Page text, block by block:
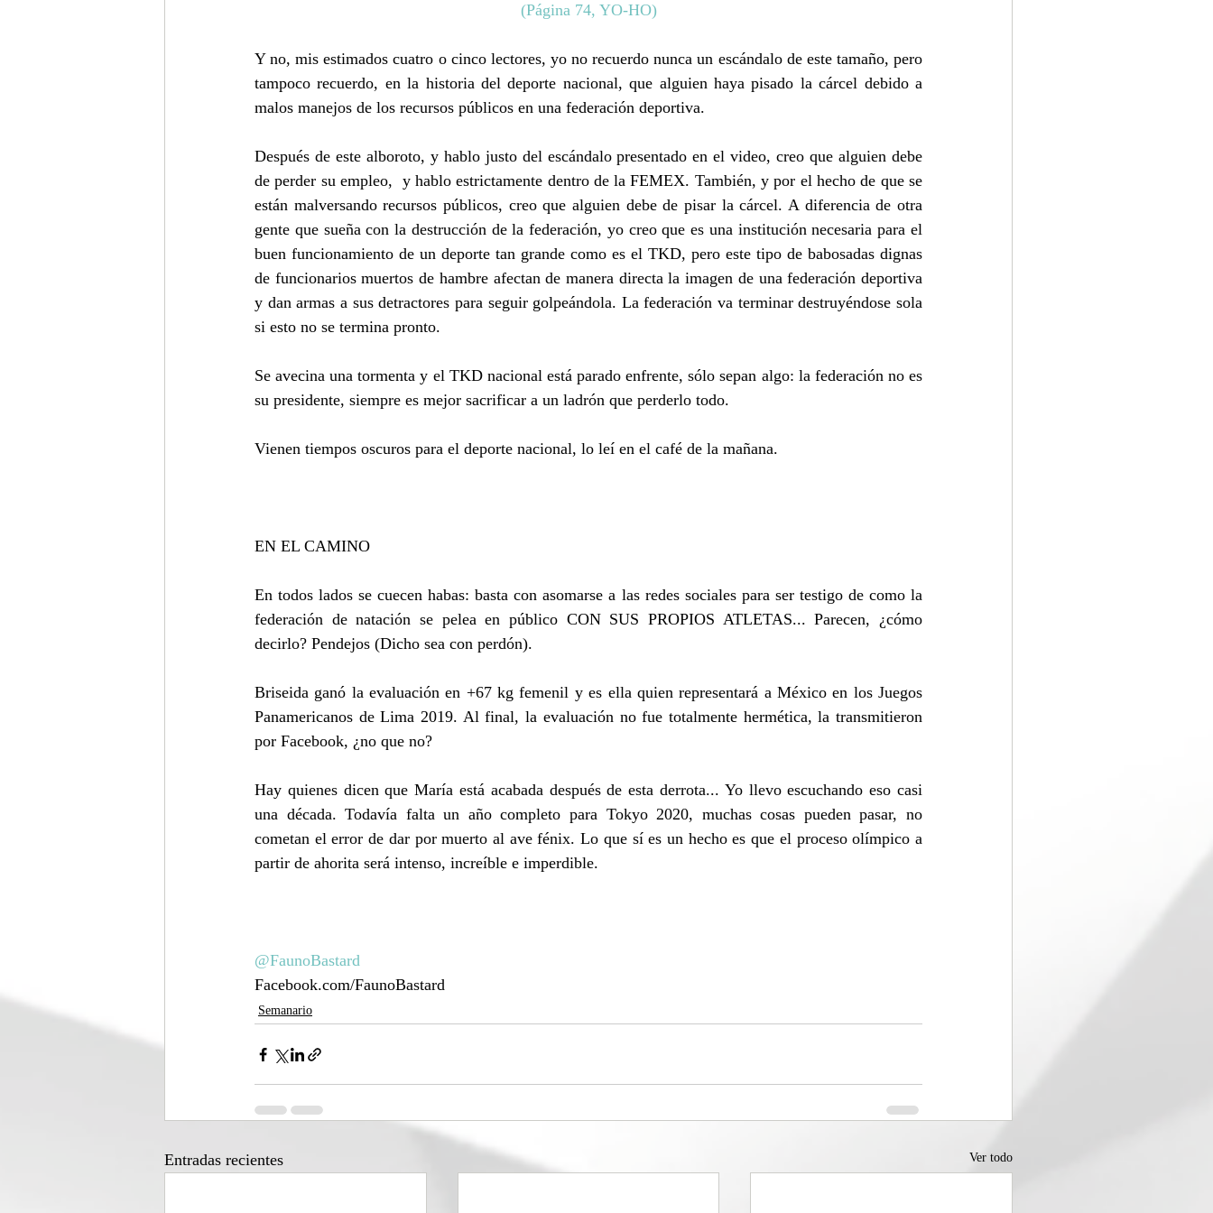
(Página 74, YO-HO)
Y no, mis estimados cuatro o cinco lectores, yo no recuerdo nunca un escándalo de este tamaño, pero
tampoco recuerdo, en la historia del deporte nacional, que alguien haya pisado la cárcel debido a
malos manejos de los recursos públicos en una federación deportiva.
Después de este alboroto, y hablo justo del escándalo presentado en el video, creo que alguien debe
de perder su empleo,  y hablo estrictamente dentro de la FEMEX. También, y por el hecho de que se
están malversando recursos públicos, creo que alguien debe de pisar la cárcel. A diferencia de otra
gente que sueña con la destrucción de la federación, yo creo que es una institución necesaria para el
buen funcionamiento de un deporte tan grande como es el TKD, pero este tipo de babosadas dignas
de funcionarios muertos de hambre afectan de manera directa la imagen de una federación deportiva
y dan armas a sus detractores para seguir golpeándola. La federación va terminar destruyéndose sola
si esto no se termina pronto.
Se avecina una tormenta y el TKD nacional está parado enfrente, sólo sepan algo: la federación no es
su presidente, siempre es mejor sacrificar a un ladrón que perderlo todo.
Vienen tiempos oscuros para el deporte nacional, lo leí en el café de la mañana.
EN EL CAMINO
En todos lados se cuecen habas: basta con asomarse a las redes sociales para ser testigo de como la
federación de natación se pelea en público CON SUS PROPIOS ATLETAS... Parecen, ¿cómo
decirlo? Pendejos (Dicho sea con perdón).
Briseida ganó la evaluación en +67 kg femenil y es ella quien representará a México en los Juegos
Panamericanos de Lima 2019. Al final, la evaluación no fue totalmente hermética, la transmitieron
por Facebook, ¿no que no?
Hay quienes dicen que María está acabada después de esta derrota... Yo llevo escuchando eso casi
una década. Todavía falta un año completo para Tokyo 2020, muchas cosas pueden pasar, no
cometan el error de dar por muerto al ave fénix. Lo que sí es un hecho es que el proceso olímpico a
partir de ahorita será intenso, increíble e imperdible.
@FaunoBastard
Facebook.com/FaunoBastard
Semanario
Entradas recientes Ver todo